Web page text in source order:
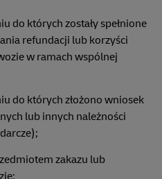
do których zostały spełnione
refundacji lub korzyści
w ramach wspólnej
do których złożono wniosek
lub innych należności
zakazu lub